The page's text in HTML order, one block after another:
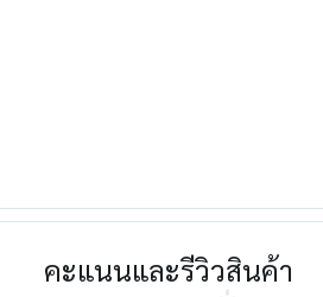
คะแนนและรีวิวสินค้า